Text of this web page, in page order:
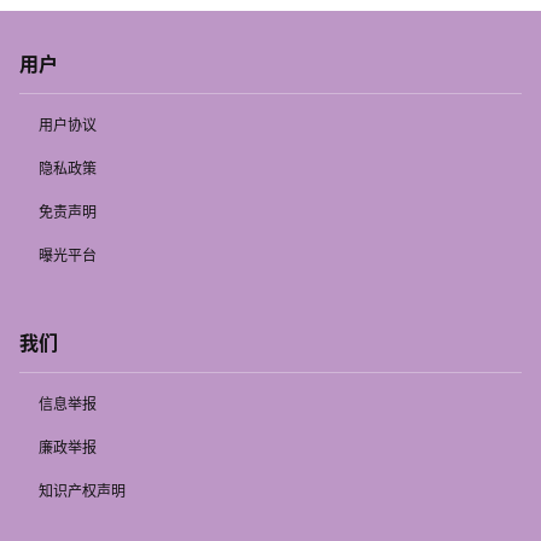
用户
用户协议
隐私政策
免责声明
曝光平台
我们
信息举报
廉政举报
知识产权声明